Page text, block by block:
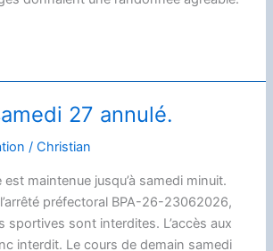
27 annulé.
/Christian
maintenue jusqu’à samedi minuit.
préfectoral BPA-26-23062026,
sportives sont interdites. L’accès aux
interdit. Le cours de demain samedi